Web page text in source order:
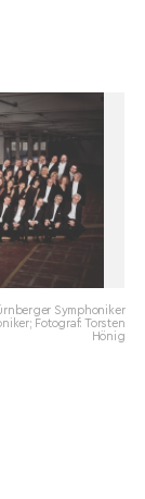
Symphoniker
Fotograf: Torsten
Hönig